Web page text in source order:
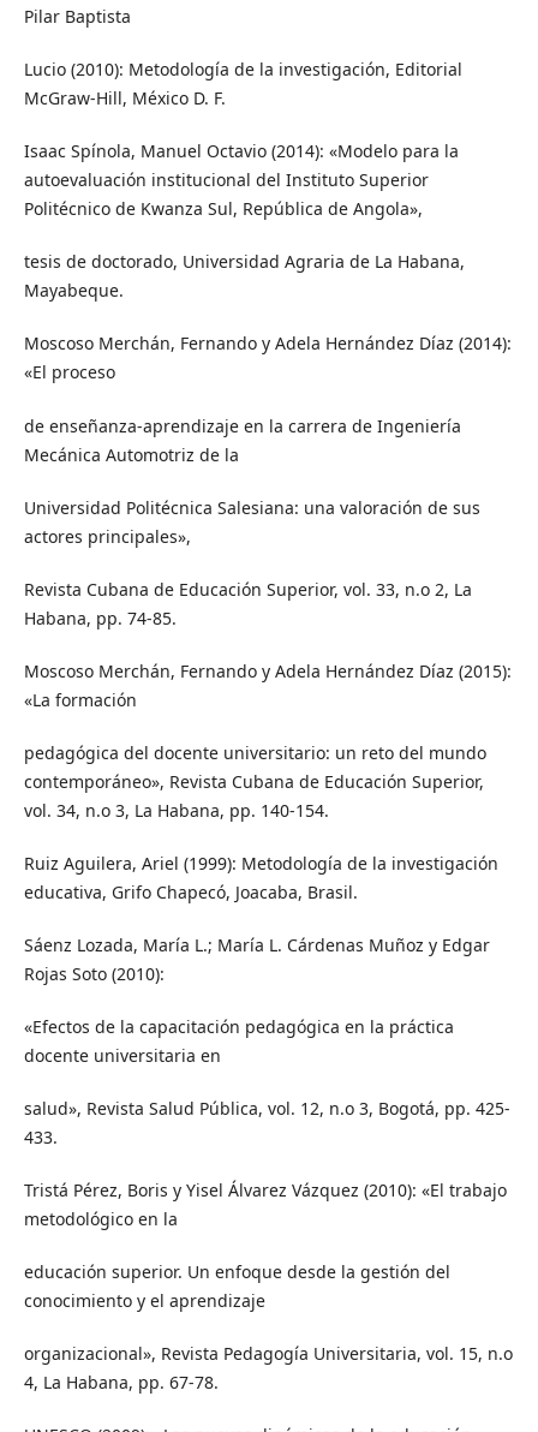
Pilar Baptista
Lucio (2010): Metodología de la investigación, Editorial
McGraw-Hill, México D. F.
Isaac Spínola, Manuel Octavio (2014): «Modelo para la
autoevaluación institucional del Instituto Superior
Politécnico de Kwanza Sul, República de Angola»,
tesis de doctorado, Universidad Agraria de La Habana,
Mayabeque.
Moscoso Merchán, Fernando y Adela Hernández Díaz (2014):
«El proceso
de enseñanza-aprendizaje en la carrera de Ingeniería
Mecánica Automotriz de la
Universidad Politécnica Salesiana: una valoración de sus
actores principales»,
Revista Cubana de Educación Superior, vol. 33, n.o 2, La
Habana, pp. 74-85.
Moscoso Merchán, Fernando y Adela Hernández Díaz (2015):
«La formación
pedagógica del docente universitario: un reto del mundo
contemporáneo», Revista Cubana de Educación Superior,
vol. 34, n.o 3, La Habana, pp. 140-154.
Ruiz Aguilera, Ariel (1999): Metodología de la investigación
educativa, Grifo Chapecó, Joacaba, Brasil.
Sáenz Lozada, María L.; María L. Cárdenas Muñoz y Edgar
Rojas Soto (2010):
«Efectos de la capacitación pedagógica en la práctica
docente universitaria en
salud», Revista Salud Pública, vol. 12, n.o 3, Bogotá, pp. 425-
433.
Tristá Pérez, Boris y Yisel Álvarez Vázquez (2010): «El trabajo
metodológico en la
educación superior. Un enfoque desde la gestión del
conocimiento y el aprendizaje
organizacional», Revista Pedagogía Universitaria, vol. 15, n.o
4, La Habana, pp. 67-78.